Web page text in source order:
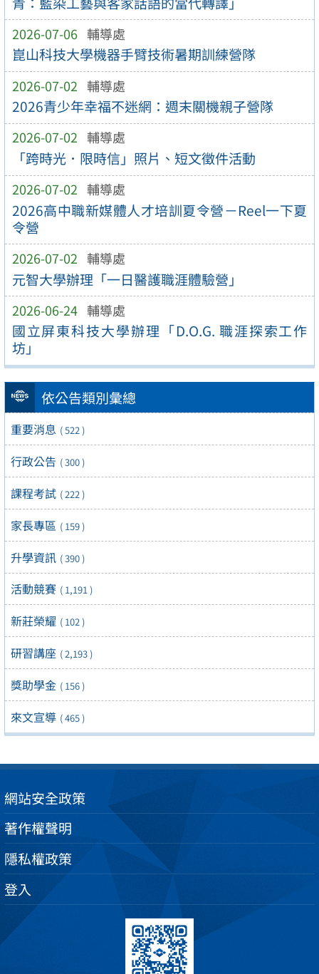
2026-07-06 輔導處
崑山科技大學機器手臂技術暑期訓練營隊
2026-07-02 輔導處
2026青少年幸福不迷網：週末關機親子營隊
2026-07-02 輔導處
「跨時光．限時信」照片、短文徵件活動
2026-07-02 輔導處
2026高中職新媒體人才培訓夏令營－Reel一下夏
令營
2026-07-02 輔導處
元智大學辦理「一日醫護職涯體驗營」
2026-06-24 輔導處
國立屏東科技大學辦理「D.O.G. 職涯探索工作
坊」
依公告類別彙總
重要消息 ( 522 )
行政公告 ( 300 )
課程考試 ( 222 )
家長專區 ( 159 )
升學資訊 ( 390 )
活動競賽 ( 1,191 )
新莊榮耀 ( 102 )
研習講座 ( 2,193 )
獎助學金 ( 156 )
來文宣導 ( 465 )
網站安全政策
著作權聲明
隱私權政策
登入